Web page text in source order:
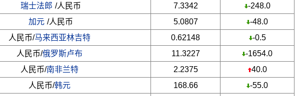
瑞士法郎 /人民币 7.3342
-248.0
加元 /人民币 5.0807
-48.0
人民币/马来西亚林吉特 0.62148
-0.5
人民币/俄罗斯卢布 11.3227
-1654.0
人民币/南非兰特 2.2375
40.0
人民币/韩元 168.66
-55.0